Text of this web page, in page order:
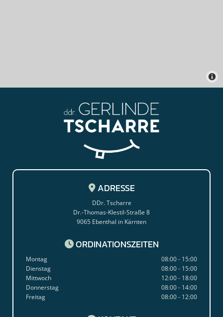
 ADRESSE
DDr. Tscharre
Dr.-Thomas-Klestil-Straße 8
9065 Ebenthal in Kärnten
 ORDINATIONSZEITEN
Montag
08:00 - 15:00
Dienstag
08:00 - 15:00
Mittwoch
12:00 - 18:00
Donnerstag
08:00 - 14:00
Freitag
08:00 - 12:00